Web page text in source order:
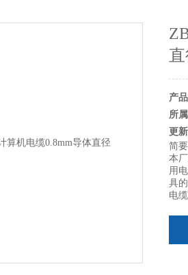
产
所
更
简
本
用
具
电缆